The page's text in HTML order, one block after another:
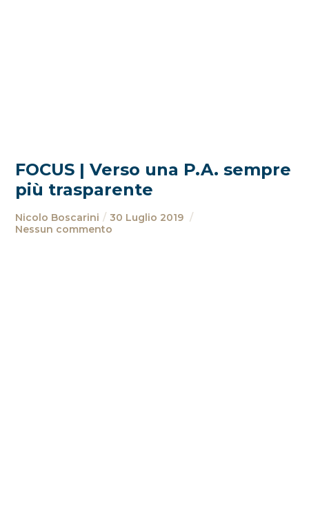
FOCUS | Verso una P.A. sempre
più trasparente
Nicolo Boscarini
30 Luglio 2019
Nessun commento